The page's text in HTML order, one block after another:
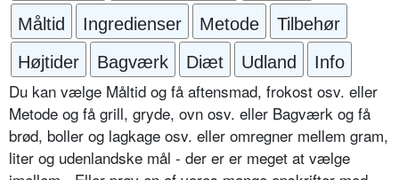
Måltid Ingredienser Metode
Tilbehør
Højtider
Bagværk Diæt Udland Info
Du kan vælge Måltid og få aftensmad, frokost osv. eller
Metode og få grill, gryde, ovn osv. eller Bagværk og få
brød, boller og lagkage osv. eller omregner mellem gram,
liter og udenlandske mål - der er er meget at vælge